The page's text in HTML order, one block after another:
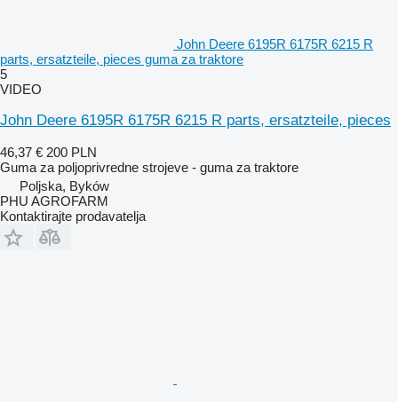
John Deere 6195R 6175R 6215 R
parts, ersatzteile, pieces guma za traktore
5
VIDEO
John Deere 6195R 6175R 6215 R parts, ersatzteile, pieces
46,37 € 200 PLN
Guma za poljoprivredne strojeve - guma za traktore
Poljska, Byków
PHU AGROFARM
Kontaktirajte prodavatelja